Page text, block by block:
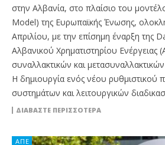
στην Αλβανία, στο πλαίσιο του
Model) της Ευρωπαϊκής Ένωσης,
Απριλίου, με την επίσημη έναρξη της
Αλβανικού Χρηματιστηρίου Ενέργειας
συναλλακτικών και
Η δημιουργία ενός νέου ρυθμιστικού
συστημάτων και λειτουργικών
ΔΙΑΒΆΣΤΕ ΠΕΡΙΣΣΌΤΕΡΑ
ΑΠΕ